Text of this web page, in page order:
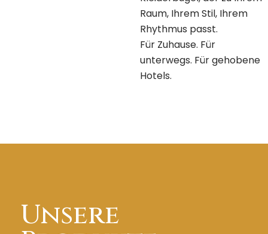
Raum, Ihrem Stil, Ihrem
Rhythmus passt.
Für Zuhause. Für
unterwegs. Für gehobene
Hotels.
Unsere